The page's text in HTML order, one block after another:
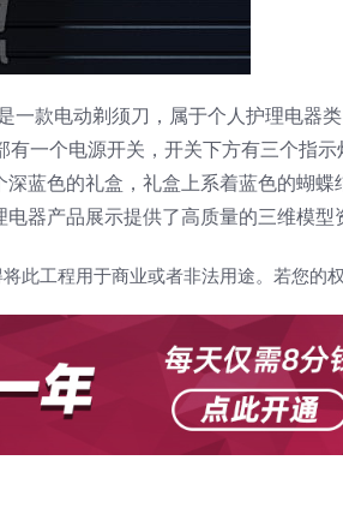
一款电动剃须刀，属于个人护理电器
有一个电源开关，开关下方有三个指
蓝色的礼盒，礼盒上系着蓝色的蝴蝶
器产品展示提供了高质量的三维模型
此工程用于商业或者非法用途。若您的